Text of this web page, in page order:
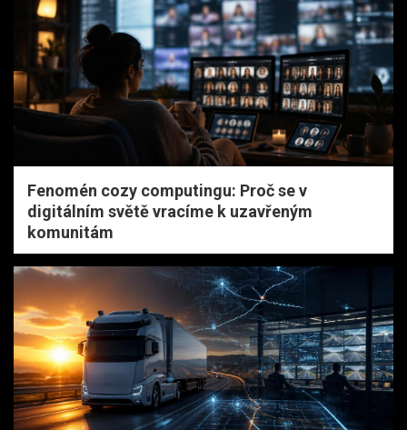
Fenomén cozy computingu: Proč se v
digitálním světě vracíme k uzavřeným
komunitám